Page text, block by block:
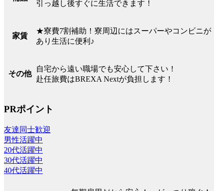
引っ越し後すぐに生活できます！
家賃
★寮費7割補助！寮周辺にはスーパーやコンビニが
あり生活に便利♪
その他
自宅から遠い職場でも安心して下さい！
赴任旅費はBREXA Nextが負担します！
PRポイント
友達同士歓迎
男性活躍中
20代活躍中
30代活躍中
40代活躍中